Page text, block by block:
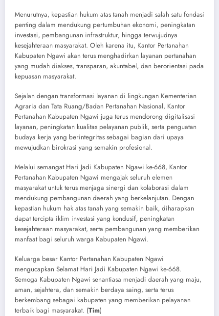
Menurutnya, kepastian hukum atas tanah menjadi salah satu fondasi
penting dalam mendukung pertumbuhan ekonomi, peningkatan
investasi, pembangunan infrastruktur, hingga terwujudnya
kesejahteraan masyarakat. Oleh karena itu, Kantor Pertanahan
Kabupaten Ngawi akan terus menghadirkan layanan pertanahan
yang mudah diakses, transparan, akuntabel, dan berorientasi pada
kepuasan masyarakat.
Sejalan dengan transformasi layanan di lingkungan Kementerian
Agraria dan Tata Ruang/Badan Pertanahan Nasional, Kantor
Pertanahan Kabupaten Ngawi juga terus mendorong digitalisasi
layanan, peningkatan kualitas pelayanan publik, serta penguatan
budaya kerja yang berintegritas sebagai bagian dari upaya
mewujudkan birokrasi yang semakin profesional.
Melalui semangat Hari Jadi Kabupaten Ngawi ke-668, Kantor
Pertanahan Kabupaten Ngawi mengajak seluruh elemen
masyarakat untuk terus menjaga sinergi dan kolaborasi dalam
mendukung pembangunan daerah yang berkelanjutan. Dengan
kepastian hukum hak atas tanah yang semakin baik, diharapkan
dapat tercipta iklim investasi yang kondusif, peningkatan
kesejahteraan masyarakat, serta pembangunan yang memberikan
manfaat bagi seluruh warga Kabupaten Ngawi.
Keluarga besar Kantor Pertanahan Kabupaten Ngawi
mengucapkan Selamat Hari Jadi Kabupaten Ngawi ke-668.
Semoga Kabupaten Ngawi senantiasa menjadi daerah yang maju,
aman, sejahtera, dan semakin berdaya saing, serta terus
berkembang sebagai kabupaten yang memberikan pelayanan
terbaik bagi masyarakat. (Tim)